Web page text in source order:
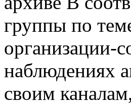
группы по
организации-
наблюдениях
своим